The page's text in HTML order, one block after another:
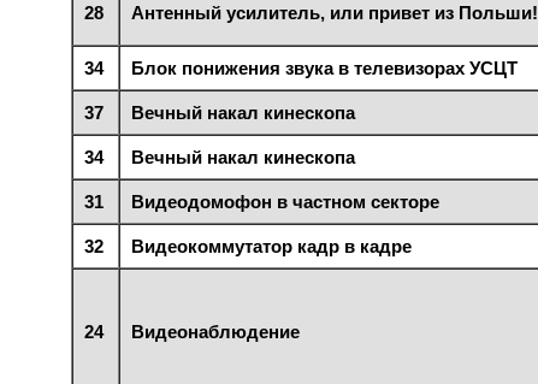
28 Антенный усилитель, или привет из Польши!
34 Блок понижения звука в телевизорах УСЦТ
37 Вечный накал кинескопа
34 Вечный накал кинескопа
31 Видеодомофон в частном секторе
32 Видеокоммутатор кадр в кадре
24 Видеонаблюдение